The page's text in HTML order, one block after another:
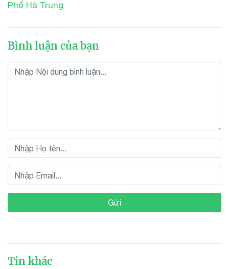
Phố Hà Trung
Bình luận của bạn
Gửi
Tin khác